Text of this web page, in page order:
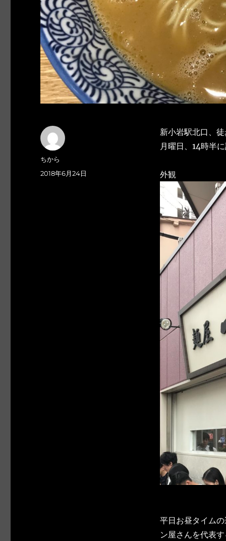
新小岩駅北口、
月曜日、14時半
外観
平日お昼タイム
ン屋さんを代表
投
稿
ちから
投
2018年6月24日